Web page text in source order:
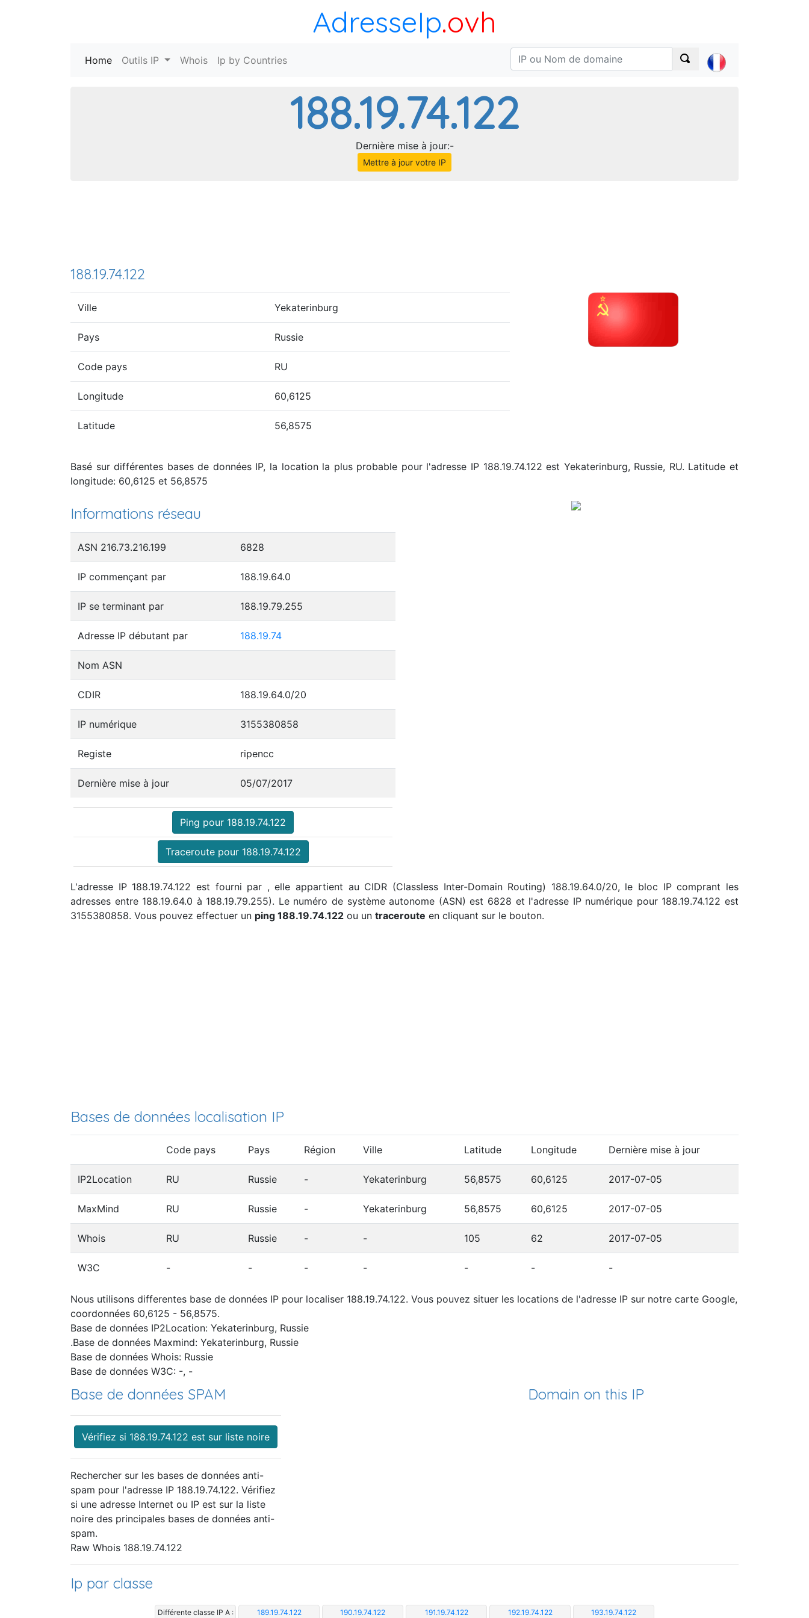
AdresseIp.ovh
Home (current)
Outils IP Whois Ip by Countries
188.19.74.122
Dernière mise à jour:-
Mettre à jour votre IP
188.19.74.122
Ville Yekaterinburg
Pays Russie
Code pays RU
Longitude 60,6125
Latitude 56,8575
Basé sur différentes bases de données IP, la location la plus probable pour l'adresse IP 188.19.74.122 est Yekaterinburg, Russie, RU. Latitude et
longitude: 60,6125 et 56,8575
Informations réseau
ASN 216.73.216.199 6828
IP commençant par 188.19.64.0
IP se terminant par 188.19.79.255
Adresse IP débutant par 188.19.74
Nom ASN
CDIR 188.19.64.0/20
IP numérique 3155380858
Registe ripencc
Dernière mise à jour 05/07/2017
Ping pour 188.19.74.122
Traceroute pour 188.19.74.122
L'adresse IP 188.19.74.122 est fourni par , elle appartient au CIDR (Classless Inter-Domain Routing) 188.19.64.0/20, le bloc IP comprant les
adresses entre 188.19.64.0 à 188.19.79.255). Le numéro de système autonome (ASN) est 6828 et l'adresse IP numérique pour 188.19.74.122 est
3155380858. Vous pouvez effectuer un ping 188.19.74.122 ou un traceroute en cliquant sur le bouton.
Bases de données localisation IP
Code pays Pays Région Ville Latitude Longitude Dernière mise à jour
IP2Location RU Russie - Yekaterinburg 56,8575 60,6125 2017-07-05
MaxMind RU Russie - Yekaterinburg 56,8575 60,6125 2017-07-05
Whois RU Russie - - 105 62 2017-07-05
W3C - - - - - - -
Nous utilisons differentes base de données IP pour localiser 188.19.74.122. Vous pouvez situer les locations de l'adresse IP sur notre carte Google,
coordonnées 60,6125 - 56,8575.
Base de données IP2Location: Yekaterinburg, Russie
.Base de données Maxmind: Yekaterinburg, Russie
Base de données Whois: Russie
Base de données W3C: -, -
Base de données SPAM
Vérifiez si 188.19.74.122 est sur liste noire
Rechercher sur les bases de données anti-
spam pour l'adresse IP 188.19.74.122. Vérifiez
si une adresse Internet ou IP est sur la liste
noire des principales bases de données anti-
spam.
Domain on this IP
Raw Whois 188.19.74.122
Ip par classe
Différente classe IP A : 189.19.74.122 190.19.74.122 191.19.74.122 192.19.74.122 193.19.74.122